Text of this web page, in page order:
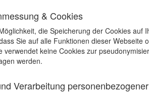
& Cookies
die Speicherung der Cookies
Sie auf alle Funktionen dieser
verwendet keine Cookies zur
werden.
Verarbeitung